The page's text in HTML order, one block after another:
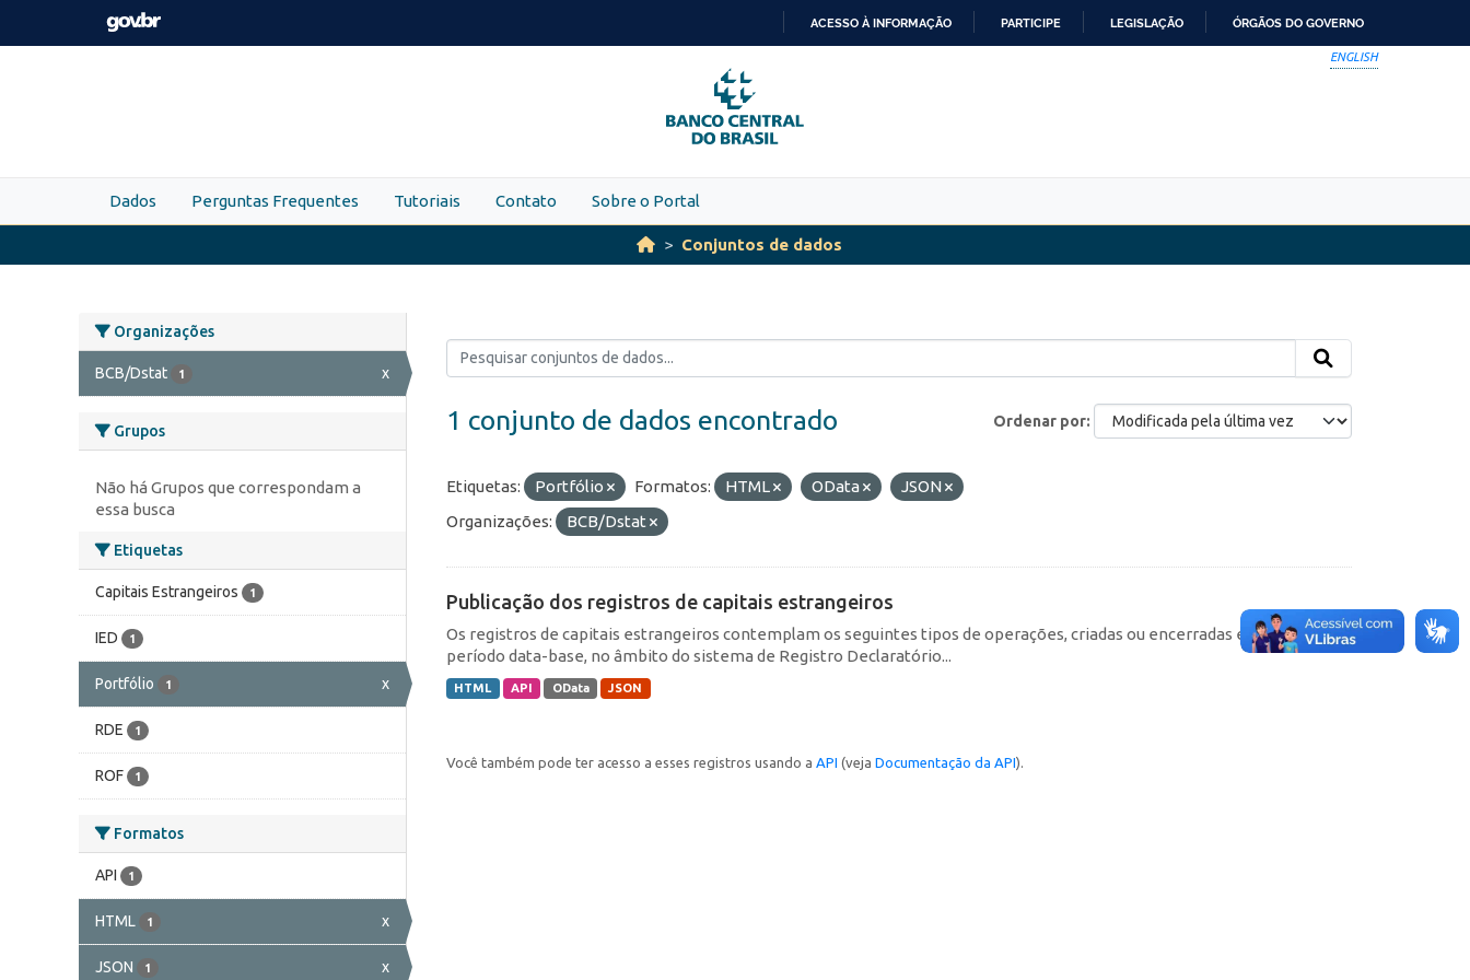
Skip to main content
PARA
O
CONTEÚDO
ACESSO À INFORMAÇÃO PARTICIPE LEGISLAÇÃO ÓRGÃOS DO GOVERNO
ENGLISH
Dados Perguntas Frequentes Tutoriais Contato Sobre o Portal
Conjuntos de dados
Organizações
BCB/Dstat 1 x
Grupos
Não há Grupos que correspondam a
essa busca
Etiquetas
Capitais Estrangeiros 1
IED 1
Portfólio 1 x
RDE 1
ROF 1
Formatos
API 1
HTML 1 x
JSON 1 x
Ordenar por
1 conjunto de dados encontrado
Etiquetas: Portfólio Formatos: HTML OData
JSON
Organizações:
BCB/Dstat
Publicação dos registros de capitais estrangeiros
Os registros de capitais estrangeiros contemplam os seguintes tipos de operações, criadas ou encerradas em cada
período data-base, no âmbito do sistema de Registro Declaratório...
HTML API OData JSON
Você também pode ter acesso a esses registros usando a API (veja Documentação da API).